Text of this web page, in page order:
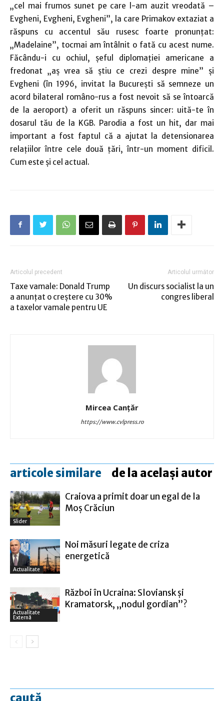
„cel mai frumos sunet pe care l-am auzit vreodată –
Evgheni, Evgheni, Evgheni”, la care Primakov extaziat a
răspuns cu accentul său rusesc foarte pronunţat:
„Madelaine”, tocmai am întâlnit o fată cu acest nume.
Făcându-i cu ochiul, şeful diplomaţiei americane a
fredonat „aş vrea să ştiu ce crezi despre mine” şi
Evgheni (în 1996, invitat la Bucureşti să semneze un
acord bilateral româno-rus a fost nevoit să se întoarcă
de la aeroport) a oferit un răspuns sincer: uită-te în
dosarul tău de la KGB. Parodia a fost un hit, dar mai
important a fost faptul că a ajutat la detensionarea
relaţiilor între cele două ţări, într-un moment dificil.
Cum este şi cel actual.
Articolul precedent
Taxe vamale: Donald Trump
a anunţat o creştere cu 30%
a taxelor vamale pentru UE
Articolul următor
Un discurs socialist la un
congres liberal
Mircea Canţăr
https://www.cvlpress.ro
articole similare de la același autor
Slider
Craiova a primit doar un egal de la
Moş Crăciun
Actualitate
Noi măsuri legate de criza
energetică
Actualitate
Externă
Război în Ucraina: Sloviansk şi
Kramatorsk, „nodul gordian”?
caută